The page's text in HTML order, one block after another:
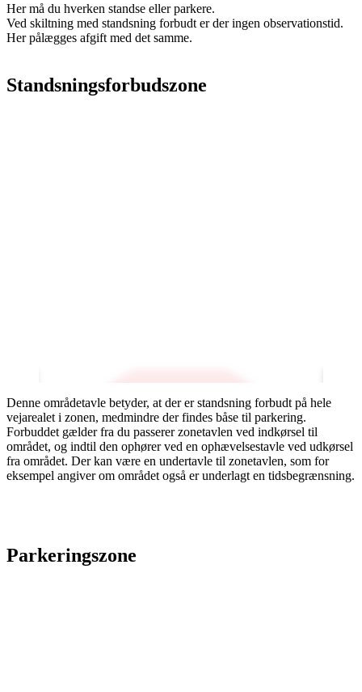
Her må du hverken standse eller parkere.
Ved skiltning med standsning forbudt er der ingen observationstid.
Her pålægges afgift med det samme.
Standsningsforbudszone
Denne områdetavle betyder, at der er standsning forbudt på hele
vejarealet i zonen, medmindre der findes båse til parkering.
Forbuddet gælder fra du passerer zonetavlen ved indkørsel til
området, og indtil den ophører ved en ophævelsestavle ved udkørsel
fra området. Der kan være en undertavle til zonetavlen, som for
eksempel angiver om området også er underlagt en tidsbegrænsning.
Parkeringszone